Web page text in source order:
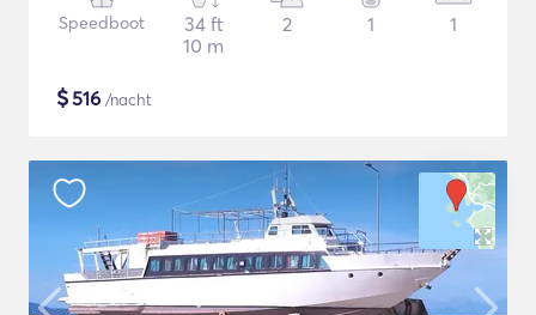
Speedboot
34 ft
10 m
2 1 1
$516 /nacht